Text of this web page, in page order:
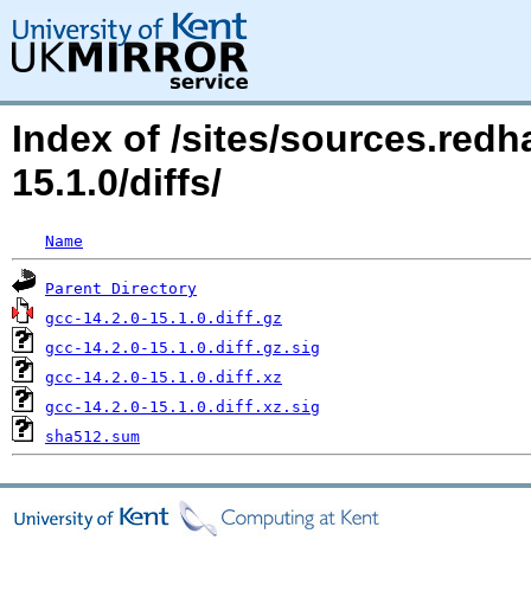
Index of /sites/
15.1.0/diffs/
Name
Parent Directory
gcc-14.2.0-15.1.0.diff.gz
gcc-14.2.0-15.1.0.diff.gz.sig
gcc-14.2.0-15.1.0.diff.xz
gcc-14.2.0-15.1.0.diff.xz.sig
sha512.sum